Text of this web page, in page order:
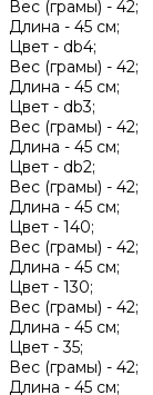
Вес (грамы) - 42;
Длина - 45 см;
Цвет - db4;
Вес (грамы) - 42;
Длина - 45 см;
Цвет - db3;
Вес (грамы) - 42;
Длина - 45 см;
Цвет - db2;
Вес (грамы) - 42;
Длина - 45 см;
Цвет - 140;
Вес (грамы) - 42;
Длина - 45 см;
Цвет - 130;
Вес (грамы) - 42;
Длина - 45 см;
Цвет -35;
Вес (грамы) - 42;
Длина - 45 см;